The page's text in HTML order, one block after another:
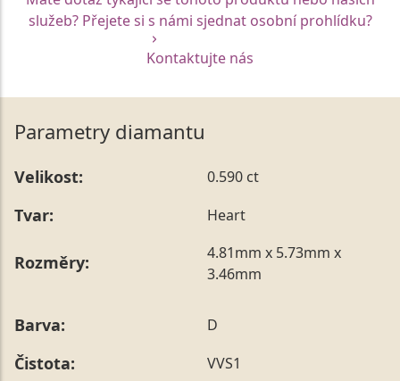
služeb? Přejete si s námi sjednat osobní prohlídku?
Kontaktujte nás
Parametry diamantu
Velikost: 0.590 ct
Tvar: Heart
Rozměry:
4.81mm x 5.73mm x
3.46mm
Barva: D
Čistota: VVS1